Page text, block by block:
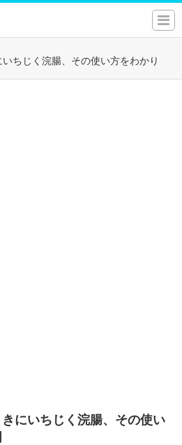
ちじく浣腸、その使い方をわかり
にいちじく浣腸、その使い